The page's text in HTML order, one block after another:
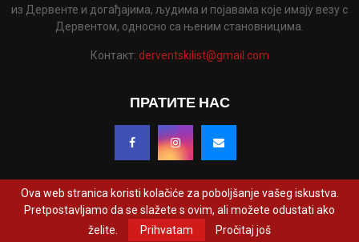
из Дервенте и догађајима, људима и појавама које имају везу с
Дервентом, односно са њеним становницима.
Контакт: derventskilist@gmail.com
ПРАТИТЕ НАС
@2022 - www.derventskilist.net. Сва права задржана. Дизајнирао и развио
ProCreative Studio
Ova web stranica koristi kolačiće za poboljšanje vašeg iskustva.
Pretpostavljamo da se slažete s ovim, ali možete odustati ako
želite.
Prihvatam Pročitaj još